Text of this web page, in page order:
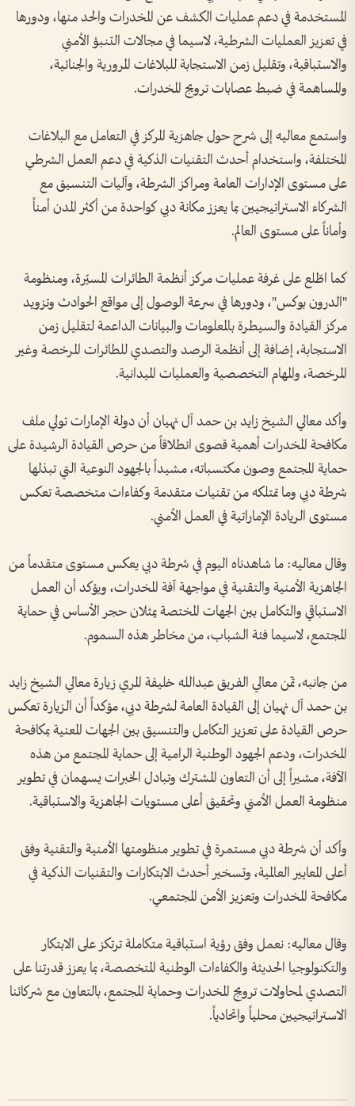
المستخدمة في دعم عمليات الكشف عن المخدرات والحد منها، ودورها
في تعزيز العمليات الشرطية، لاسيما في مجالات التنبؤ الأمني
والاستباقية، وتقليل زمن الاستجابة للبلاغات المرورية والجنائية،
والمساهمة في ضبط عصابات ترويج المخدرات.
واستمع معاليه إلى شرح حول جاهزية المركز في التعامل مع البلاغات
المختلفة، واستخدام أحدث التقنيات الذكية في دعم العمل الشرطي
على مستوى الإدارات العامة ومراكز الشرطة، وآليات التنسيق مع
الشركاء الاستراتيجيين بما يعزز مكانة دبي كواحدة من أكثر المدن أمناً
وأماناً على مستوى العالم.
كما اطّلع على غرفة عمليات مركز أنظمة الطائرات المسيّرة، ومنظومة
"الدرون بوكس"، ودورها في سرعة الوصول إلى مواقع الحوادث وتزويد
مركز القيادة والسيطرة بالمعلومات والبيانات الداعمة لتقليل زمن
الاستجابة، إضافة إلى أنظمة الرصد والتصدي للطائرات المرخصة وغير
المرخصة، والمهام التخصصية والعمليات الميدانية.
وأكد معالي الشيخ زايد بن حمد آل نهيان أن دولة الإمارات تولي ملف
مكافحة المخدرات أهمية قصوى انطلاقاً من حرص القيادة الرشيدة على
حماية المجتمع وصون مكتسباته، مشيداً بالجهود النوعية التي تبذلها
شرطة دبي وما تمتلكه من تقنيات متقدمة وكفاءات متخصصة تعكس
مستوى الريادة الإماراتية في العمل الأمني.
وقال معاليه: ما شاهدناه اليوم في شرطة دبي يعكس مستوى متقدماً من
الجاهزية الأمنية والتقنية في مواجهة آفة المخدرات، ويؤكد أن العمل
الاستباقي والتكامل بين الجهات المختصة يمثلان حجر الأساس في حماية
المجتمع، لاسيما فئة الشباب، من مخاطر هذه السموم.
من جانبه، ثمّن معالي الفريق عبدالله خليفة المري زيارة معالي الشيخ زايد
بن حمد آل نهيان إلى القيادة العامة لشرطة دبي، مؤكداً أن الزيارة تعكس
حرص القيادة على تعزيز التكامل والتنسيق بين الجهات المعنية بمكافحة
المخدرات، ودعم الجهود الوطنية الرامية إلى حماية المجتمع من هذه
الآفة، مشيراً إلى أن التعاون المشترك وتبادل الخبرات يسهمان في تطوير
منظومة العمل الأمني وتحقيق أعلى مستويات الجاهزية والاستباقية.
وأكد أن شرطة دبي مستمرة في تطوير منظومتها الأمنية والتقنية وفق
أعلى المعايير العالمية، وتسخير أحدث الابتكارات والتقنيات الذكية في
مكافحة المخدرات وتعزيز الأمن المجتمعي.
وقال معاليه: نعمل وفق رؤية استباقية متكاملة ترتكز على الابتكار
والتكنولوجيا الحديثة والكفاءات الوطنية المتخصصة، بما يعزز قدرتنا على
التصدي لمحاولات ترويج المخدرات وحماية المجتمع، بالتعاون مع شركائنا
الاستراتيجيين محلياً واتحادياً.